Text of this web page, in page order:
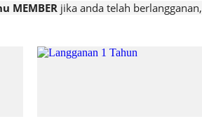
MEMBER jika anda telah berlangganan,